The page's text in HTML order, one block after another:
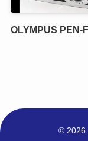
OLYMPUS PEN-
© 2026